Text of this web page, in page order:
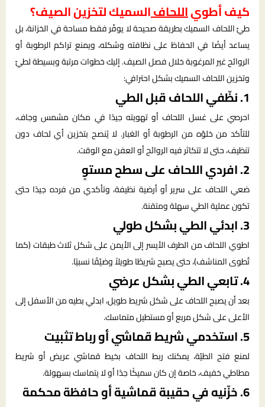
كيف أطوياللحافالسميك لتخزين الصيف؟
طيّ اللحاف السميك بطريقة صحيحة لا يوفّر فقط مساحة في الخزانة، بل
يساعد أيضًا في الحفاظ على نظافته وشكله، ويمنع تراكم الرطوبة أو
الروائح غير المرغوبة خلال فصل الصيف. إليك خطوات مرتبة وبسيطة لطيّ
وتخزين اللحاف السميك بشكل احترافي:
1. نظّفي اللحاف قبل الطي
احرصي على غسل اللحاف أو تهويته جيدًا في مكان مشمس وجاف،
للتأكد من خلوّه من الرطوبة أو الغبار. لا يُنصح بتخزين أي لحاف دون
تنظيف، حتى لا تتكاثر فيه الروائح أو العفن مع الوقت.
2. افردي اللحاف على سطح مستوٍ
ضعي اللحاف على سرير أو أرضية نظيفة، وتأكدي من فرده جيدًا حتى
تكون عملية الطي سهلة ومتقنة.
3. ابدئي الطي بشكل طولي
اطوي اللحاف من الطرف الأيسر إلى الأيمن على شكل ثلاث طبقات (كما
تُطوى المناشف)، حتى يصبح شريطًا طويلاً وضيّقًا نسبيًا.
4. تابعي الطي بشكل عرضي
بعد أن يصبح اللحاف على شكل شريط طويل، ابدئي بطيه من الأسفل إلى
الأعلى على شكل مربع أو مستطيل متماسك.
5. استخدمي شريط قماشي أو رباط تثبيت
لمنع فتح الطيّة، يمكنك ربط اللحاف بخيط قماشي عريض أو شريط
مطاطي خفيف، خاصة إن كان سميكًا جدًا أو لا يتماسك بسهولة.
6. خزّنيه في حقيبة قماشية أو حافظة محكمة